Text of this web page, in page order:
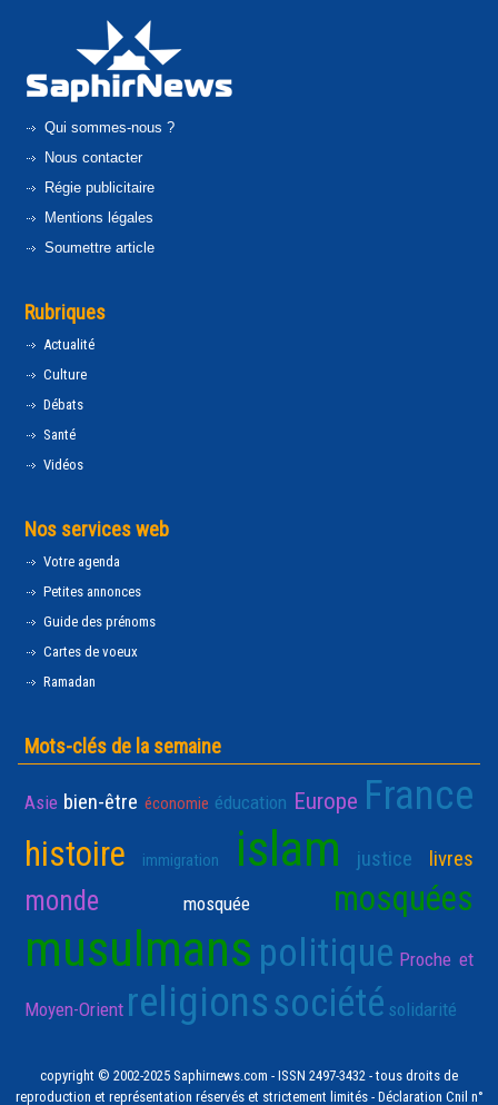
Qui sommes-nous ?
Nous contacter
Régie publicitaire
Mentions légales
Soumettre article
Rubriques
Actualité
Culture
Débats
Santé
Vidéos
Nos services web
Votre agenda
Petites annonces
Guide des prénoms
Cartes de voeux
Ramadan
Mots-clés de la semaine
Asie bien-être économie éducation Europe France
histoire immigration islam justice livres
monde mosquée mosquées
musulmans politique Proche et
Moyen-Orient religionssociété solidarité
copyright © 2002-2025 Saphirnews.com - ISSN 2497-3432 - tous droits de
reproduction et représentation réservés et strictement limités - Déclaration Cnil n°